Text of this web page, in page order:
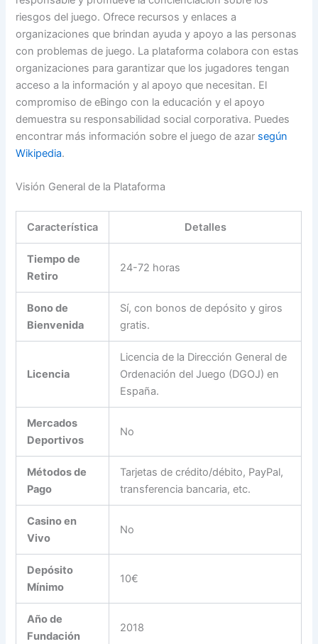
riesgos del juego. Ofrece recursos y enlaces a
organizaciones que brindan ayuda y apoyo a las personas
con problemas de juego. La plataforma colabora con estas
organizaciones para garantizar que los jugadores tengan
acceso a la información y al apoyo que necesitan. El
compromiso de eBingo con la educación y el apoyo
demuestra su responsabilidad social corporativa. Puedes
encontrar más información sobre el juego de azar según
Wikipedia.
Visión General de la Plataforma
Característica Detalles
Tiempo de
Retiro
24-72 horas
Bono de
Bienvenida
Sí, con bonos de depósito y giros
gratis.
Licencia
Licencia de la Dirección General de
Ordenación del Juego (DGOJ) en
España.
Mercados
Deportivos
No
Métodos de
Pago
Tarjetas de crédito/débito, PayPal,
transferencia bancaria, etc.
Casino en
Vivo
No
Depósito
Mínimo
10€
Año de
Fundación
2018